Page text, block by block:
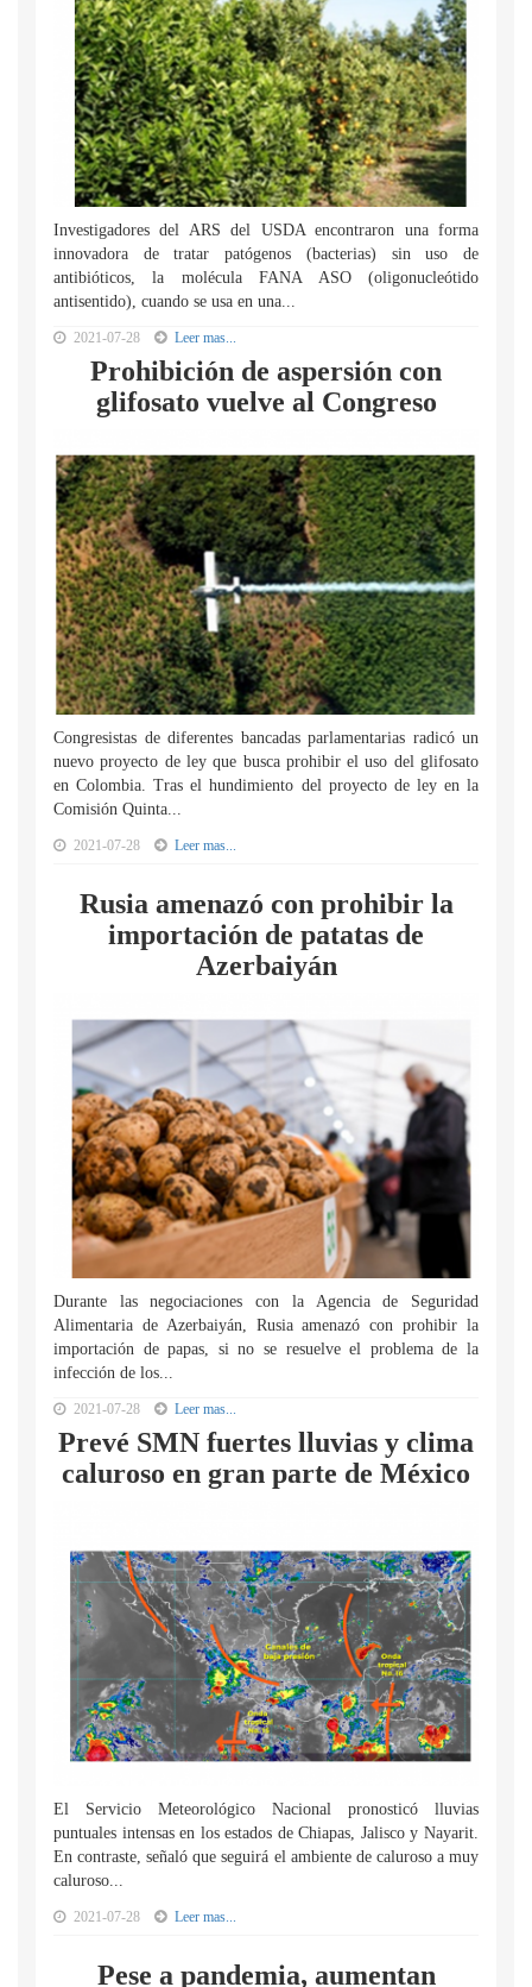
Investigadores del ARS del USDA encontraron una forma
innovadora de tratar patógenos (bacterias) sin uso de
antibióticos, la molécula FANA ASO (oligonucleótido
antisentido), cuando se usa en una...
2021-07-28 Leer mas...
Prohibición de aspersión con
glifosato vuelve al Congreso
Congresistas de diferentes bancadas parlamentarias radicó un
nuevo proyecto de ley que busca prohibir el uso del glifosato
en Colombia. Tras el hundimiento del proyecto de ley en la
Comisión Quinta...
2021-07-28 Leer mas...
Rusia amenazó con prohibir la
importación de patatas de
Azerbaiyán
Durante las negociaciones con la Agencia de Seguridad
Alimentaria de Azerbaiyán, Rusia amenazó con prohibir la
importación de papas, si no se resuelve el problema de la
infección de los...
2021-07-28 Leer mas...
Prevé SMN fuertes lluvias y clima
caluroso en gran parte de México
El Servicio Meteorológico Nacional pronosticó lluvias
puntuales intensas en los estados de Chiapas, Jalisco y Nayarit.
En contraste, señaló que seguirá el ambiente de caluroso a muy
caluroso...
2021-07-28 Leer mas...
Pese a pandemia, aumentan